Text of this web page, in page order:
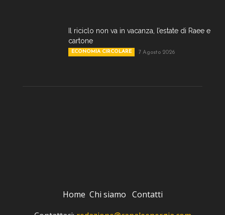
Il riciclo non va in vacanza, l’estate di Raee e
cartone
ECONOMIA CIRCOLARE 7 Agosto 2026
Home Chi siamo Contatti